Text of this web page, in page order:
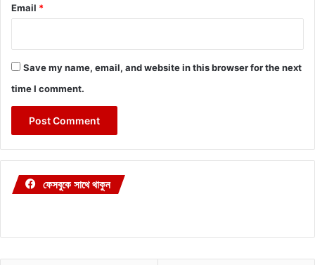
Email *
Save my name, email, and website in this browser for the next
time I comment.
ফেসবুকে সাথে থাকুন